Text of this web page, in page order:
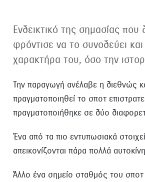
Ενδεικτικό της σημασίας που
φρόντισε να το συνοδεύει
χαρακτήρα του, όσο την
Την παραγωγή ανέλαβε η διεθνώς
πραγματοποιηθεί το σποτ
πραγματοποιήθηκε σε δύο
Ένα από τα πιο εντυπωσιακά
απεικονίζονται πάρα πολλά
Άλλο ένα σημείο σταθμός του σποτ